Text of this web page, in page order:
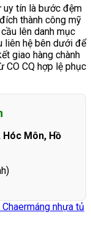
uy tín là bước đệm
thành công mỹ
lên danh mục
liên hệ bên dưới để
giao hàng chành
CQ hợp lệ phục
Hóc Môn, Hồ
máng nhựa tủ